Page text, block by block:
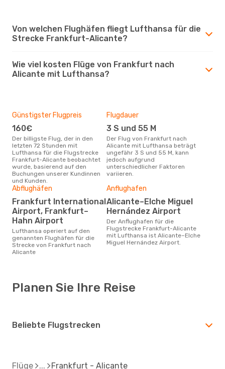
Von welchen Flughäfen fliegt Lufthansa für die
Strecke Frankfurt-Alicante?
Wie viel kosten Flüge von Frankfurt nach
Alicante mit Lufthansa?
Günstigster Flugpreis
160€
Der billigste Flug, der in den
letzten 72 Stunden mit
Lufthansa für die Flugstrecke
Frankfurt-Alicante beobachtet
wurde, basierend auf den
Buchungen unserer Kundinnen
und Kunden.
Flugdauer
3 S und 55 M
Der Flug von Frankfurt nach
Alicante mit Lufthansa beträgt
ungefähr 3 S und 55 M, kann
jedoch aufgrund
unterschiedlicher Faktoren
variieren.
Abflughäfen
Frankfurt International
Airport, Frankfurt–
Hahn Airport
Lufthansa operiert auf den
genannten Flughäfen für die
Strecke von Frankfurt nach
Alicante
Anflughafen
Alicante–Elche Miguel
Hernández Airport
Der Anflughafen für die
Flugstrecke Frankfurt-Alicante
mit Lufthansa ist Alicante–Elche
Miguel Hernández Airport.
Planen Sie Ihre Reise
Beliebte Flugstrecken
Flüge Frankfurt - Alicante